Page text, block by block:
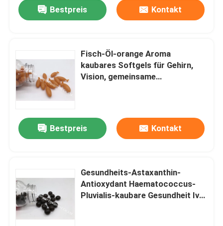
Bestpreis Kontakt
Fisch-Öl-orange Aroma
kaubares Softgels für Gehirn,
Vision, gemeinsame
Bestpreis Kontakt
Gesundheits-Astaxanthin-
Antioxydant Haematococcus-
Pluvialis-kaubare Gesundheit Ivc